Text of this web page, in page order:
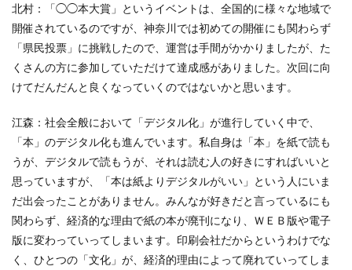
北村：「◯◯本大賞」というイベントは、全国的に様々な地域で
開催されているのですが、神奈川では初めての開催にも関わらず
「県民投票」に挑戦したので、運営は手間がかかりましたが、た
くさんの方に参加していただけて達成感がありました。次回に向
けてだんだんと良くなっていくのではないかと思います。
江森：社会全般において「デジタル化」が進行していく中で、
「本」のデジタル化も進んでいます。私自身は「本」を紙で読も
うが、デジタルで読もうが、それは読む人の好きにすればいいと
思っていますが、「本は紙よりデジタルがいい」という人にいま
だ出会ったことがありません。みんなが好きだと言っているにも
関わらず、経済的な理由で紙の本が廃刊になり、ＷＥＢ版や電子
版に変わっていってしまいます。印刷会社だからというわけでな
く、ひとつの「文化」が、経済的理由によって廃れていってしま
win10サポート終了
Windows Office
Windows10サポート終了
withコロナ WLB
Xi
Xiプロジェクト
YOKOHAMA RePLASTIC
YOKOHAMA RePLASTIC フォーラム 2023
ZINE
アダプテッドスポーツサポートセンター
アドバイスボード
アパレル
アフターコロナ
アフリカ
アメリカ
ありがトゥナイト
ありがとうの日
ありがとう運動シール
アンガーマネジメント
アンケート
アンコンシャス・バイアス
イエロー
イギリス